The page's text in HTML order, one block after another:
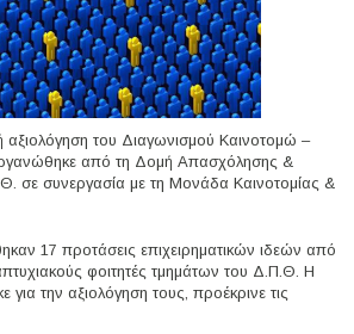
του Διαγωνισμού Καινοτομώ –
από τη Δομή Απασχόλησης &
σε συνεργασία με τη Μονάδα Καινοτομίας &
17 προτάσεις επιχειρηματικών ιδεών από
φοιτητές τμημάτων του Δ.Π.Θ. Η
την αξιολόγηση τους, προέκρινε τις